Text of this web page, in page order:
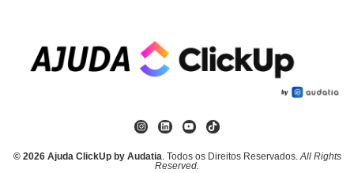
© 2026 Ajuda ClickUp by Audatia. Todos os Direitos Reservados.All Rights
Reserved.